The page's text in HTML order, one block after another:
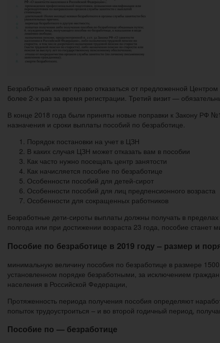
Безработный имеет право отказаться от предложенной
более 2-х раз за время регистрации. Третий визит —
В конце 2018 года были приняты новые поправки к Закону РФ
назначения и сроки выплаты пособий по безработице.
Порядок постановки на учет в ЦЗН
В каких случая ЦЗН может отказать вам в пособии
Как часто нужно посещать центр занятости
Как начисляется пособие по безработице
Особенности пособий для детей-сирот
Особенности пособий для лиц предпенсионного возраста
Особенности для сокращенных работников
Безработные дети-сироты выплаты должны получать в
полгода или при достижении возраста 23 года, пособие станет
Пособие по безработице в 2019 году – размер и
минимальную величину пособия по безработице в размере
установленном порядке безработными, за исключением
населения в Российской Федерации,
Протяженность периода получения пособия определяют
попыток трудоустроиться – и во второй годичный период,
Пособие по — безработице